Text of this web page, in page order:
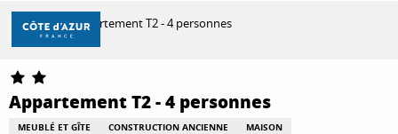
Aller
contenu
principal
DÉCOUVRIR
Accueil Appartement T2 - 4 personnes
Appartement T2 - 4 personnes
MEUBLÉ ET GÎTE CONSTRUCTION ANCIENNE
MAISON